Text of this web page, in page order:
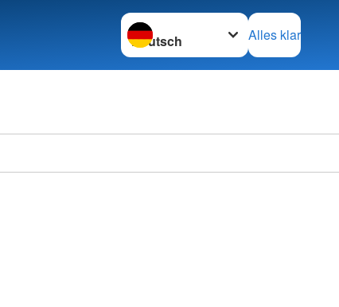
Sprache wechseln zu
Alles klar